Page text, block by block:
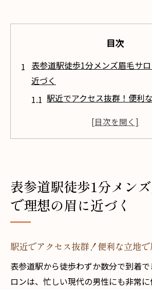
目次
表参道駅徒歩1分メンズ眉毛サ
近づく
駅近でアクセス抜群！便利
プロのカウンセリングであ
リラックスできる空間での
ント体験
初めての方でも安心！丁寧
プロの技術で清潔感アップ！メ
識
眉毛ケアがもたらす第一印
表参道駅徒歩1分メン
で理想の眉に近づく
駅近でアクセス抜群！便利な立地
表参道駅から徒歩わずか数分で到着
ロンは、忙しい現代の男性にも非常